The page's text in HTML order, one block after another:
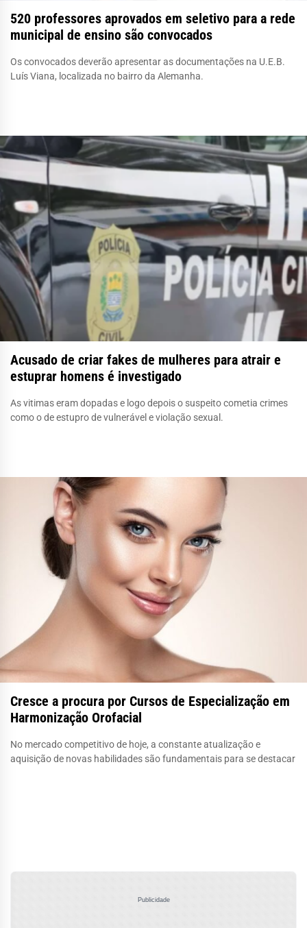
520 professores aprovados em seletivo para a rede
municipal de ensino são convocados
Os convocados deverão apresentar as documentações na U.E.B.
Luís Viana, localizada no bairro da Alemanha.
Acusado de criar fakes de mulheres para atrair e
estuprar homens é investigado
As vitimas eram dopadas e logo depois o suspeito cometia crimes
como o de estupro de vulnerável e violação sexual.
Cresce a procura por Cursos de Especialização em
Harmonização Orofacial
No mercado competitivo de hoje, a constante atualização e
aquisição de novas habilidades são fundamentais para se destacar
Publicidade